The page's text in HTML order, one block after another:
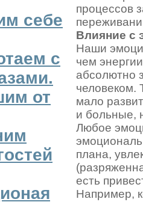
себе
с
от
процессов
Влияние с
Наши
чем
абсолютно
человеком.
мало
и больные,
Любое
плана,
есть
Например,